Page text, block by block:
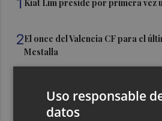
1 Kiat Lim preside por primera vez
2El once del Valencia CF para el
Mestalla
el día del eclipse
Uso responsable
datos